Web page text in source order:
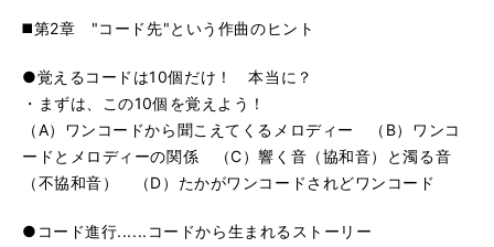
る
生
る
生
す
る
再
生
す
る
49. 休符のテクニック
再
生
す
50. モチーフの繰り返し
再
す
51. 3回リピートのテクニック
再
52. 「うっせぇわ」風のオクターブ・テクニック
◼️第2章 "コード先"という作曲のヒント
●覚えるコードは10個だけ！ 本当に？
・まずは、この10個を覚えよう！
（A）ワンコードから聞こえてくるメロディー （B）ワンコ
ードとメロディーの関係 （C）響く音（協和音）と濁る音
（不協和音） （D）たかがワンコードされどワンコード
●コード進行......コードから生まれるストーリー